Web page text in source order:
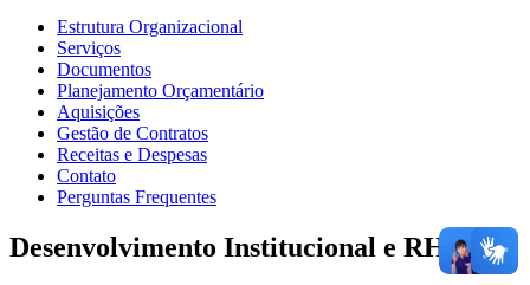
Estrutura Organizacional
Serviços
Documentos
Planejamento Orçamentário
Aquisições
Gestão de Contratos
Receitas e Despesas
Contato
Perguntas Frequentes
Desenvolvimento Institucional e RH